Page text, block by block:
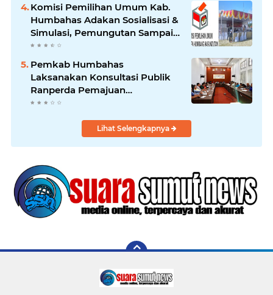
Komisi Pemilihan Umum Kab.
Humbahas Adakan Sosialisasi &
Simulasi, Pemungutan Sampai
Rekapitulasi Suara.
Pemkab Humbahas
Laksanakan Konsultasi Publik
Ranperda Pemajuan
Kebudayaan Daerah
Lihat Selengkapnya